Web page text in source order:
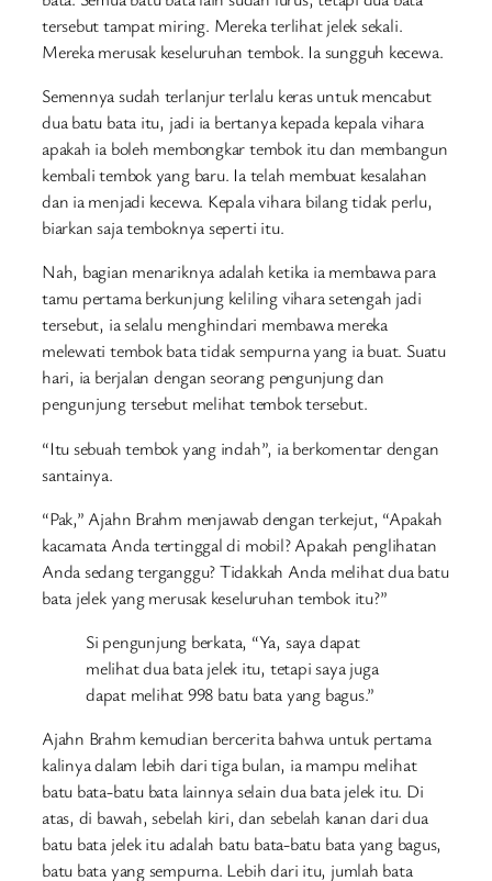
tersebut tampat miring. Mereka terlihat jelek sekali.
Mereka merusak keseluruhan tembok. Ia sungguh kecewa.
Semennya sudah terlanjur terlalu keras untuk mencabut
dua batu bata itu, jadi ia bertanya kepada kepala vihara
apakah ia boleh membongkar tembok itu dan membangun
kembali tembok yang baru. Ia telah membuat kesalahan
dan ia menjadi kecewa. Kepala vihara bilang tidak perlu,
biarkan saja temboknya seperti itu.
Nah, bagian menariknya adalah ketika ia membawa para
tamu pertama berkunjung keliling vihara setengah jadi
tersebut, ia selalu menghindari membawa mereka
melewati tembok bata tidak sempurna yang ia buat. Suatu
hari, ia berjalan dengan seorang pengunjung dan
pengunjung tersebut melihat tembok tersebut.
“Itu sebuah tembok yang indah”, ia berkomentar dengan
santainya.
“Pak,” Ajahn Brahm menjawab dengan terkejut, “Apakah
kacamata Anda tertinggal di mobil? Apakah penglihatan
Anda sedang terganggu? Tidakkah Anda melihat dua batu
bata jelek yang merusak keseluruhan tembok itu?”
Si pengunjung berkata, “Ya, saya dapat
melihat dua bata jelek itu, tetapi saya juga
dapat melihat 998 batu bata yang bagus.”
Ajahn Brahm kemudian bercerita bahwa untuk pertama
kalinya dalam lebih dari tiga bulan, ia mampu melihat
batu bata-batu bata lainnya selain dua bata jelek itu. Di
atas, di bawah, sebelah kiri, dan sebelah kanan dari dua
batu bata jelek itu adalah batu bata-batu bata yang bagus,
batu bata yang sempurna. Lebih dari itu, jumlah bata